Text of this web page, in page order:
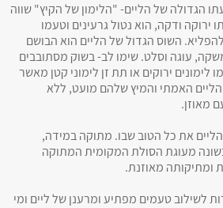
הגדולה של הליים- "הלימון של הקיץ" שווה
ירוקה ודקה, הוא נטול גרעינים וטעמו
השוס הגדול של הליים הוא הבושם
עוגה וסלט. שימו לב- בשוק מסתובבים
לימונים ירוקים או תת זן לימוני קטן מאשר
האמתי והמיץ שלהם מועט, ללא
מאוזן.
את כל הטוב שבו. מתוקה במידה,
מעוגת הסולת המקומית המתוקה
ומתיקותה מאוזנת.
לשילוב טעמים מפתיע ומרענן של ליים ומי